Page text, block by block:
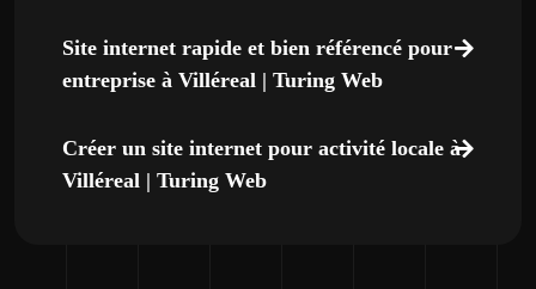
Site internet rapide et bien référencé pour
entreprise à Villéreal | Turing Web
Créer un site internet pour activité locale à
Villéreal | Turing Web